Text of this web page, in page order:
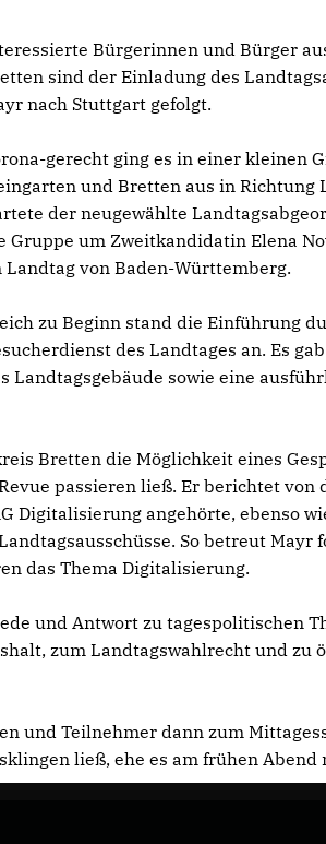
Bürgerinnen und Bürger
sind der Einladung des
nach Stuttgart gefolgt.
gerecht ging es in einer kleinen
und Bretten aus in Richtung
der neugewählte
Gruppe um Zweitkandidatin Elena
Landtag von Baden-Württemberg.
zu Beginn stand die Einführung
des Landtages an. Es
Landtagsgebäude sowie eine
Bretten die Möglichkeit eines
passieren ließ. Er berichtet von
Digitalisierung angehörte, ebenso
So betreut Mayr
das Thema Digitalisierung.
und Antwort zu tagespolitischen
zum Landtagswahlrecht und zu
und Teilnehmer dann zum
ließ, ehe es am frühen Abend